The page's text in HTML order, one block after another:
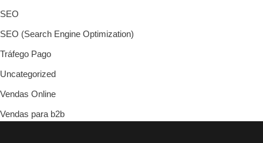
SEO
SEO (Search Engine Optimization)
Tráfego Pago
Uncategorized
Vendas Online
Vendas para b2b